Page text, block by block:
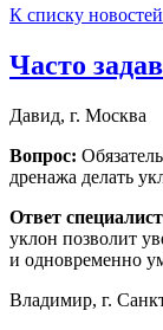
К списку новостей
Часто
Давид, г. Москва
Вопрос:
дренажа делать
Ответ
уклон позволит
и одновременно
Владимир, г.